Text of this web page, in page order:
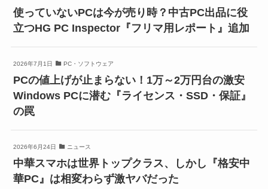
使っていないPCは今が売り時？中古PC出品に役
立つHG PC Inspector『フリマ用レポート』追加
2026年7月1日 PC・ソフトウェア
PCの値上げが止まらない！1万～2万円台の激安
Windows PCに潜む『ライセンス・SSD・保証』
の罠
2026年6月24日 ニュース
中華スマホは世界トップクラス、しかし『格安中
華PC』は相変わらず激ヤバだった